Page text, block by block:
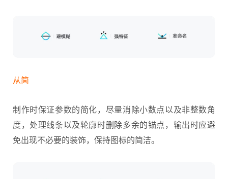
从简
制作时保证参数的简化，尽量消除小数点以及非整数角
度，处理线条以及轮廓时删除多余的锚点，输出时应避
免出现不必要的装饰，保持图标的简洁。